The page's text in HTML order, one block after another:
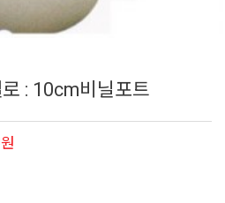
: 10cm비닐포트
원